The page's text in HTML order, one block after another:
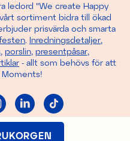
ledord "We create Happy
sortiment bidra till ökad
prisvärda och smarta
. Inredningsdetaljer,
, porslin, presentpåsar,
- allt som behövs för att
Moments!